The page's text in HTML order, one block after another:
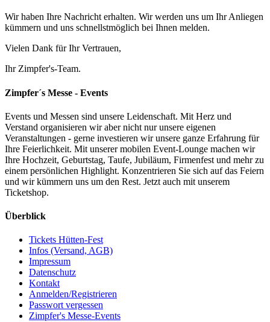
Wir haben Ihre Nachricht erhalten. Wir werden uns um Ihr Anliegen
kümmern und uns schnellstmöglich bei Ihnen melden.
Vielen Dank für Ihr Vertrauen,
Ihr Zimpfer's-Team.
Zimpfer´s Messe - Events
Events und Messen sind unsere Leidenschaft. Mit Herz und
Verstand organisieren wir aber nicht nur unsere eigenen
Veranstaltungen - gerne investieren wir unsere ganze Erfahrung für
Ihre Feierlichkeit. Mit unserer mobilen Event-Lounge machen wir
Ihre Hochzeit, Geburtstag, Taufe, Jubiläum, Firmenfest und mehr zu
einem persönlichen Highlight. Konzentrieren Sie sich auf das Feiern
und wir kümmern uns um den Rest. Jetzt auch mit unserem
Ticketshop.
Überblick
Tickets Hütten-Fest
Infos (Versand, AGB)
Impressum
Datenschutz
Kontakt
Anmelden/Registrieren
Passwort vergessen
Zimpfer's Messe-Events